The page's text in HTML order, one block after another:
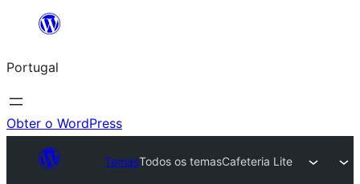
Saltar
o
conteúdo
Portugal
Obter o WordPress
TemasTodos os temasCafeteria Lite